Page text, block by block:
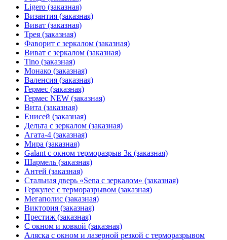
Ligero (заказная)
Византия (заказная)
Виват (заказная)
Трея (заказная)
Фаворит с зеркалом (заказная)
Виват с зеркалом (заказная)
Tino (заказная)
Монако (заказная)
Валенсия (заказная)
Гермес (заказная)
Гермес NEW (заказная)
Вита (заказная)
Енисей (заказная)
Дельта с зеркалом (заказная)
Агата-4 (заказная)
Мира (заказная)
Galant с окном терморазрыв 3к (заказная)
Шармель (заказная)
Антей (заказная)
Стальная дверь «Sena с зеркалом» (заказная)
Геркулес с терморазрывом (заказная)
Мегаполис (заказная)
Виктория (заказная)
Престиж (заказная)
С окном и ковкой (заказная)
Аляска с окном и лазерной резкой с терморазрывом